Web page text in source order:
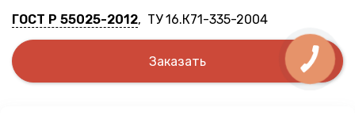
ГОСТ Р 55025-2012, ТУ 16.К71-335-2004
Заказать